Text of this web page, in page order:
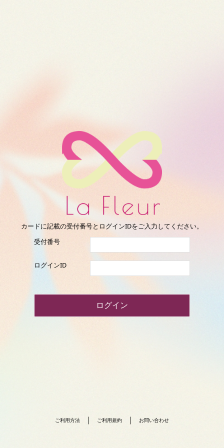
カードに記載の受付番号とログインIDをご入力してください。
受付番号
ログインID
ログイン
ご利用方法 ご利用規約 お問い合わせ